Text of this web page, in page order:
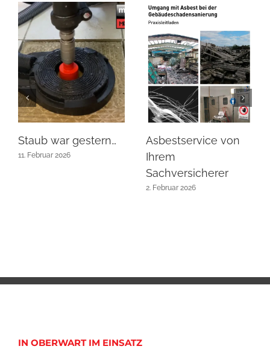
Staub war gestern…
11. Februar 2026
Asbestservice von
Ihrem
Sachversicherer
2. Februar 2026
IN OBERWART IM EINSATZ